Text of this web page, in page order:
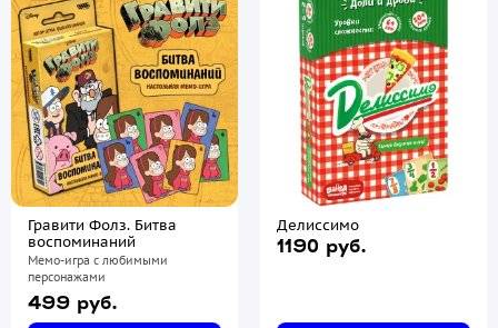
Гравити Фолз. Битва
воспоминаний
Мемо-игра с любимыми
персонажами
499 руб.
Делиссимо
1190 руб.